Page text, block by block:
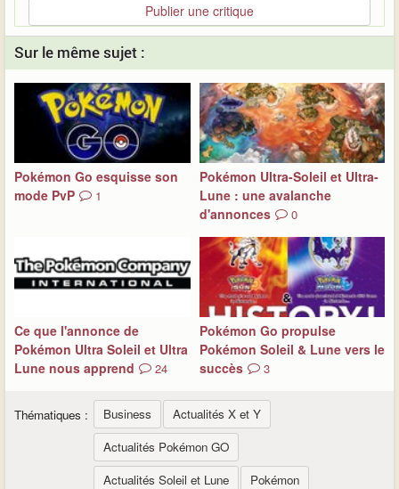
Publier une critique
Sur le même sujet :
Pokémon Go esquisse son
mode PvP
1
Pokémon Ultra-Soleil et Ultra-
Lune : une avalanche
d'annonces
0
Ce que l'annonce de
Pokémon Ultra Soleil et Ultra
Lune nous apprend
24
Pokémon Go propulse
Pokémon Soleil & Lune vers le
succès
3
Thématiques : Business
Actualités X et Y
Actualités Pokémon GO
Actualités Soleil et Lune
Pokémon